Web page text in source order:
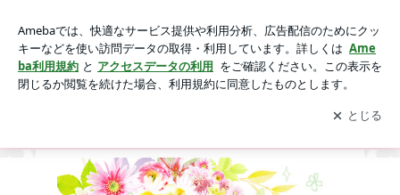
アプリをダウンロードして ブログの更新通知
を受け取りまし
ょう。
開く